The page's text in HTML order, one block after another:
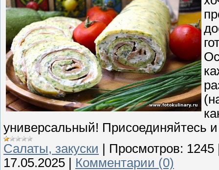
универсальный! Присоединяйтесь
Cалаты, закуски
Просмотров: 1245
17.05.2025
Комментарии (0)